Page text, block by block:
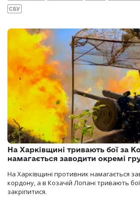
СБУ
На Харківщині тривають бої за
намагається заводити окремі
На Харківщині противник намагається
кордону, а в Козачій Лопані тривають
закріпитися.